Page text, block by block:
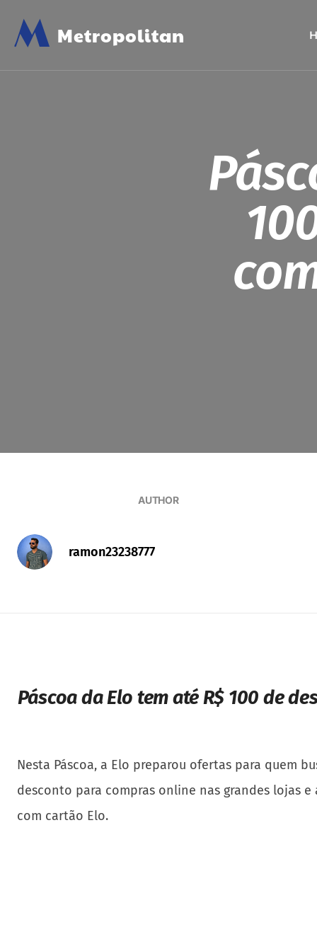
M Metropolitan
AUTHOR
ramon23238777
Páscoa da Elo tem até R$ 100 de
Nesta Páscoa, a Elo preparou ofertas para quem
desconto para compras online nas grandes lojas e
com cartão Elo.